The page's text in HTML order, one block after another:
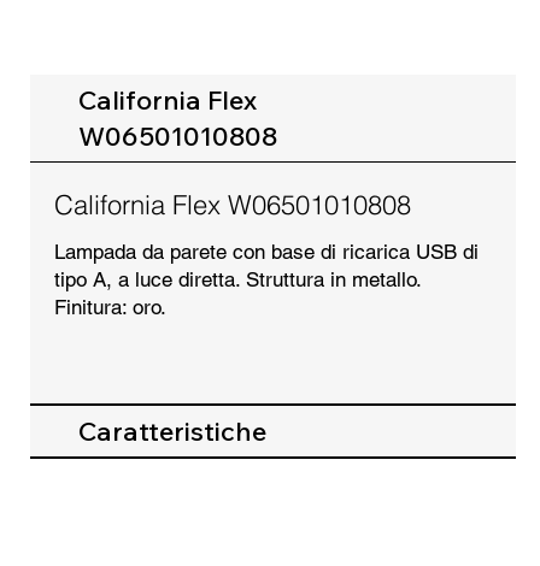
California Flex
W06501010808
California Flex W06501010808
Lampada da parete con base di ricarica USB di
tipo A, a luce diretta. Struttura in metallo.
Finitura: oro.
Caratteristiche